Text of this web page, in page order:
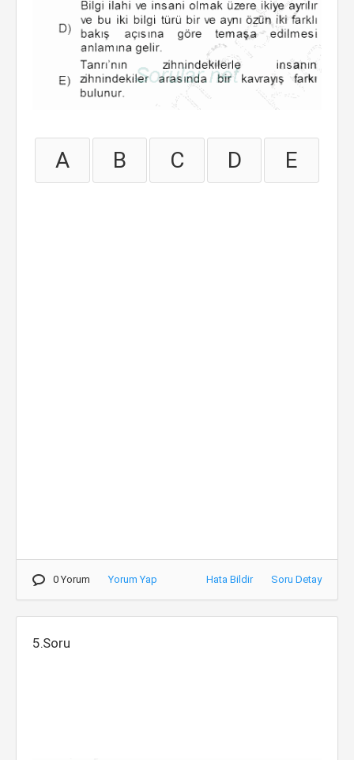
A B C D E
0 Yorum Yorum Yap Hata Bildir Soru Detay
5.Soru